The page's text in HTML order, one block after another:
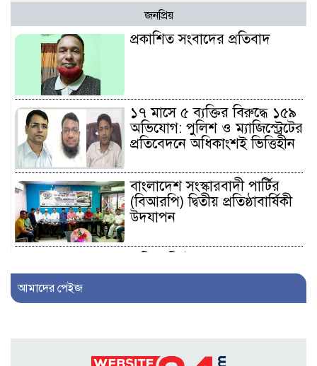
জনপ্রিয়
প্রকাশিত সংবাদের প্রতিবাদ
১৭ মাসে ৫ ব্যক্তির বিরুদ্ধে ১৫৯
অভিযোগ: পুলিশ ও ম্যাজিস্ট্রেটের
প্রতিবেদনে অধিকাংশই ভিত্তিহীন
বাংলাদেশ সংস্কারবাদী পার্টির
(বিআরপি) দ্বিতীয় প্রতিষ্ঠাবার্ষিকী
উদযাপন
ঘোষণার দাবি, আলোচনায়
আমাদের পেইজ